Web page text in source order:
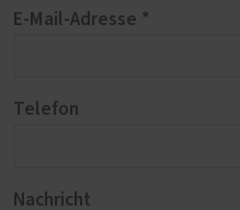
E-Mail-Adresse *
Telefon
Nachricht